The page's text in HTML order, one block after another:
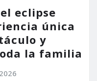
eclipse
única
y
la familia